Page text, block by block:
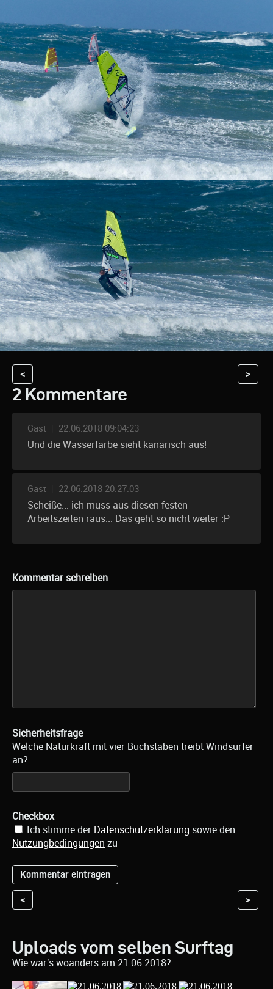
< >
2 Kommentare
Gast 22.06.2018 09:04:23
Und die Wasserfarbe sieht kanarisch aus!
Gast 22.06.2018 20:27:03
Scheiße... ich muss aus diesen festen
Arbeitszeiten raus... Das geht so nicht weiter :P
Kommentar schreiben
Sicherheitsfrage
Welche Naturkraft mit vier Buchstaben treibt Windsurfer
an?
Checkbox
Ich stimme der Datenschutzerklärung sowie den
Nutzungbedingungen zu
< >
Uploads vom selben Surftag
Wie war's woanders am 21.06.2018?